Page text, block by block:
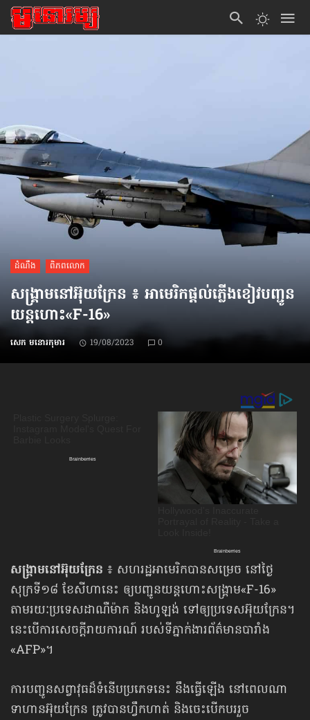
ដំណឹង ពិភពលោក
សង្គ្រាមនៅអ៊ុយក្រែន ៖ អាមេរិកផ្ដល់ភ្លើងខៀវបញ្ជូន
យន្តហោះ«F-16»
សេក មនោរកុមារ 19/08/2023 0
សង្គ្រាមនៅអ៊ុយក្រែន ៖ សហរដ្ឋអាមេរិកបានសម្រេច នៅថ្ងៃ
សុក្រទី១៨ ខែសីហានេះ ឲ្យបញ្ជូនយន្តហោះសង្គ្រាម«F-16»
តាមរយៈប្រទេសដាណឺម៉ាក និងហូឡង់ ទៅឲ្យប្រទេសអ៊ុយក្រែន។
នេះបើការសេចក្ដីរាយការណ៍ របស់ទីភ្នាក់ងារព័ត៌មានបារាំង
«AFP»។
ការបញ្ជូនសព្វាវុធដ៏ទំនើបប្រភេទនេះ នឹងធ្វើឡើង នៅពេលណា
ទាហានអ៊ុយក្រែន ត្រូវបានហ្វឹកហាត់ និងចេះបើកបររួច